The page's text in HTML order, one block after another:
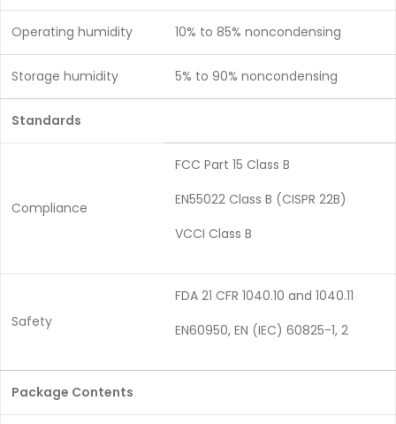
Operating humidity 10% to 85% noncondensing
Storage humidity 5% to 90% noncondensing
Standards
Compliance
FCC Part 15 Class B
EN55022 Class B (CISPR 22B)
VCCI Class B
Safety
FDA 21 CFR 1040.10 and 1040.11
EN60950, EN (IEC) 60825-1, 2
Package Contents